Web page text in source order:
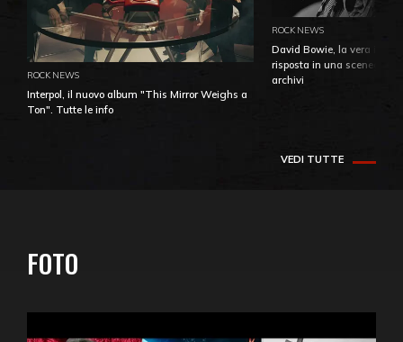
ROCK NEWS
Interpol, il nuovo album "This Mirror Weighs a
Ton". Tutte le info
ROCK NEWS
David Bowie, la vera
risposta in una
archivi
VEDI TUTTE
FOTO